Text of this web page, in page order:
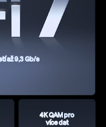
až 9,3 Gb/s
4K QAM pro
více dat